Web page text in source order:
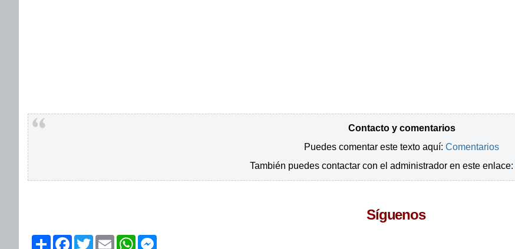
Contacto y comentarios
Puedes comentar este texto aquí: Comentarios
También puedes contactar con el administrador en este enlace:
Síguenos
ShareFacebook
TwitterEmailWhatsApp